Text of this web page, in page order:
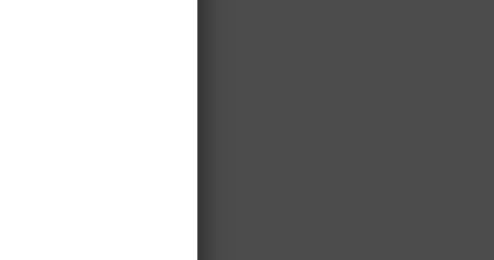
plantea
de la
sociedad;
y